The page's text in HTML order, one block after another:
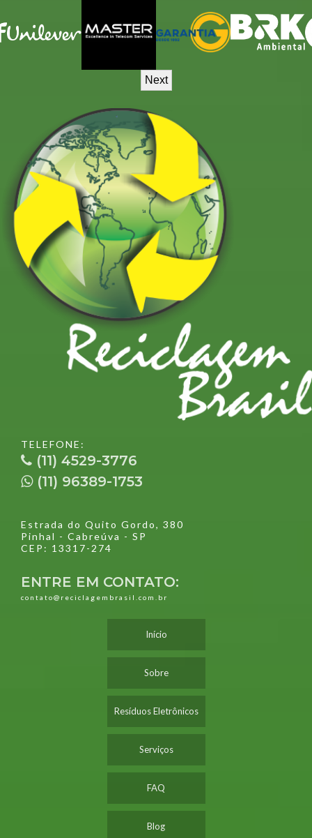
Next
TELEFONE:
(11) 4529-3776
(11) 96389-1753
Estrada do Quito Gordo, 380
Pinhal - Cabreúva - SP
CEP: 13317-274
ENTRE EM CONTATO:
contato@reciclagembrasil.com.br
Início
Sobre
Resíduos Eletrônicos
Serviços
FAQ
Blog